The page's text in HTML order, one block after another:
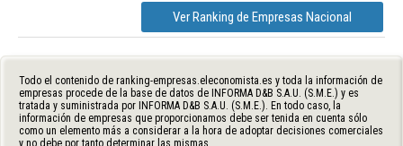
Ver Ranking de Empresas Nacional
Todo el contenido de ranking-empresas.eleconomista.es y toda la información de
empresas procede de la base de datos de INFORMA D&B S.A.U. (S.M.E.) y es
tratada y suministrada por INFORMA D&B S.A.U. (S.M.E.). En todo caso, la
información de empresas que proporcionamos debe ser tenida en cuenta sólo
como un elemento más a considerar a la hora de adoptar decisiones comerciales
y no debe por tanto determinar las mismas.